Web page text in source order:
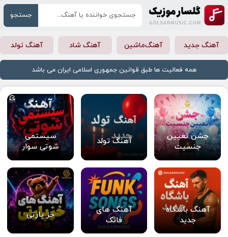
جستجو
آهنگ جدید آهنگ‌ماشین آهنگ شاد آهنگ تولد
همه فعالیت ها طبق قوانین جمهوری اسلامی ایران می باشد
جشن تعیین
جنسیت
آهنگ تولد
سیستمی
شوتی سوار
آهنگ باشگاه
جدید
آهنگ های
فانک
خز پارتی